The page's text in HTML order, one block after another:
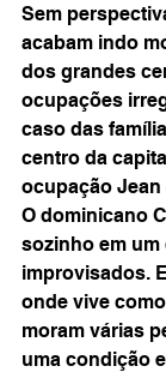
Sem
acabam indo
dos grandes
ocupações
caso das
centro da
ocupação
O dominicano
sozinho em
improvisados.
onde vive
moram várias
uma condição